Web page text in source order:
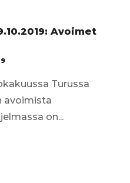
Avoimet
Turussa
avoimista
on...